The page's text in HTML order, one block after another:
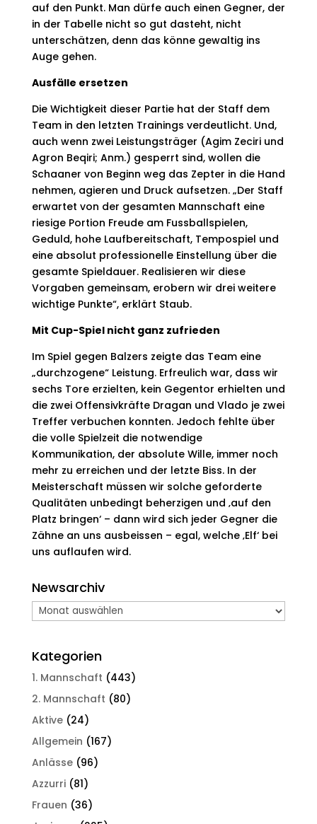
auf den Punkt. Man dürfe auch einen Gegner, der
in der Tabelle nicht so gut dasteht, nicht
unterschätzen, denn das könne gewaltig ins
Auge gehen.
Ausfälle ersetzen
Die Wichtigkeit dieser Partie hat der Staff dem
Team in den letzten Trainings verdeutlicht. Und,
auch wenn zwei Leistungsträger (Agim Zeciri und
Agron Beqiri; Anm.) gesperrt sind, wollen die
Schaaner von Beginn weg das Zepter in die Hand
nehmen, agieren und Druck aufsetzen. „Der Staff
erwartet von der gesamten Mannschaft eine
riesige Portion Freude am Fussballspielen,
Geduld, hohe Laufbereitschaft, Tempospiel und
eine absolut professionelle Einstellung über die
gesamte Spieldauer. Realisieren wir diese
Vorgaben gemeinsam, erobern wir drei weitere
wichtige Punkte“, erklärt Staub.
Mit Cup-Spiel nicht ganz zufrieden
Im Spiel gegen Balzers zeigte das Team eine
„durchzogene“ Leistung. Erfreulich war, dass wir
sechs Tore erzielten, kein Gegentor erhielten und
die zwei Offensivkräfte Dragan und Vlado je zwei
Treffer verbuchen konnten. Jedoch fehlte über
die volle Spielzeit die notwendige
Kommunikation, der absolute Wille, immer noch
mehr zu erreichen und der letzte Biss. In der
Meisterschaft müssen wir solche geforderte
Qualitäten unbedingt beherzigen und ‚auf den
Platz bringen‘ – dann wird sich jeder Gegner die
Zähne an uns ausbeissen – egal, welche ‚Elf‘ bei
uns auflaufen wird.
Newsarchiv
Newsarchiv
Kategorien
1. Mannschaft (443)
2. Mannschaft (80)
Aktive(24)
Allgemein (167)
Anlässe(96)
Azzurri(81)
Frauen (36)